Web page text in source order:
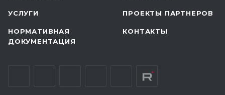
УСЛУГИ ПРОЕКТЫ ПАРТНЕРОВ
НОРМАТИВНАЯ
ДОКУМЕНТАЦИЯ
КОНТАКТЫ